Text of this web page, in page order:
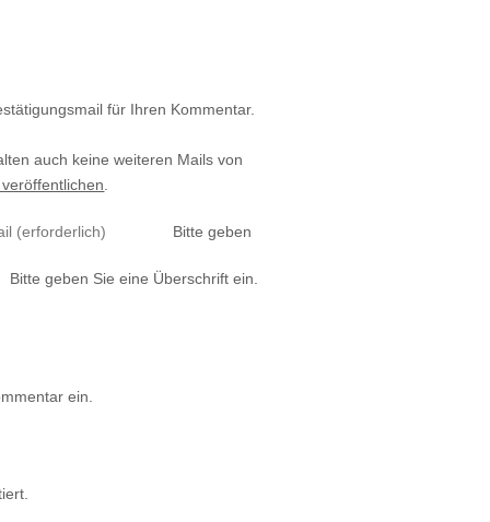
für Ihren Kommentar.
auch keine weiteren Mails von
Bitte geben
Bitte geben Sie eine Überschrift ein.
ein.